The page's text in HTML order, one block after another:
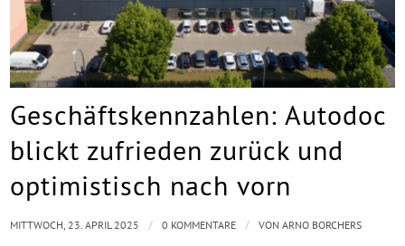
Geschäftskennzahlen: Autodoc
blickt zufrieden zurück und
optimistisch nach vorn
MITTWOCH, 23. APRIL 2025 / 0 KOMMENTARE / VONARNO BORCHERS